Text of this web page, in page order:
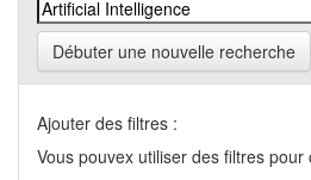
Débuter une nouvelle recherche
Ajouter des filtres :
Vous pouvex utiliser des filtres pour